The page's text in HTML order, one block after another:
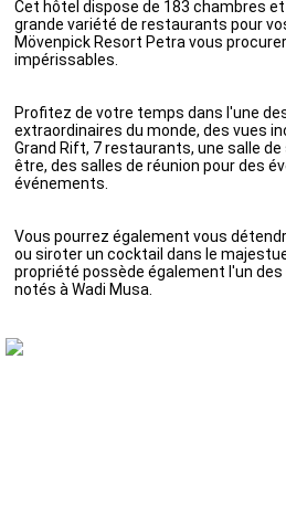
Cet hôtel dispose de 183 chambres
grande variété de restaurants pour
Mövenpick Resort Petra vous
impérissables.
Profitez de votre temps dans l'une
extraordinaires du monde, des vues
Grand Rift, 7 restaurants, une salle
être, des salles de réunion pour des
événements.
Vous pourrez également vous
ou siroter un cocktail dans le
propriété possède également l'un
notés à Wadi Musa.